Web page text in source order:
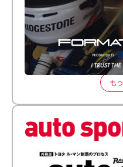
倒す相手を、信じて
【FORMATION
2026
も